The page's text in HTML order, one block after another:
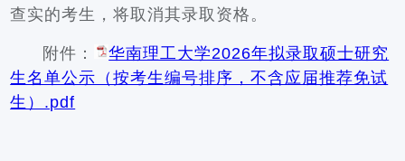
查实的考生，将取消其录取资格。
附件：
华南理工大学2026年拟录取硕士研究
生名单公示（按考生编号排序，不含应届推荐免试
生）.pdf